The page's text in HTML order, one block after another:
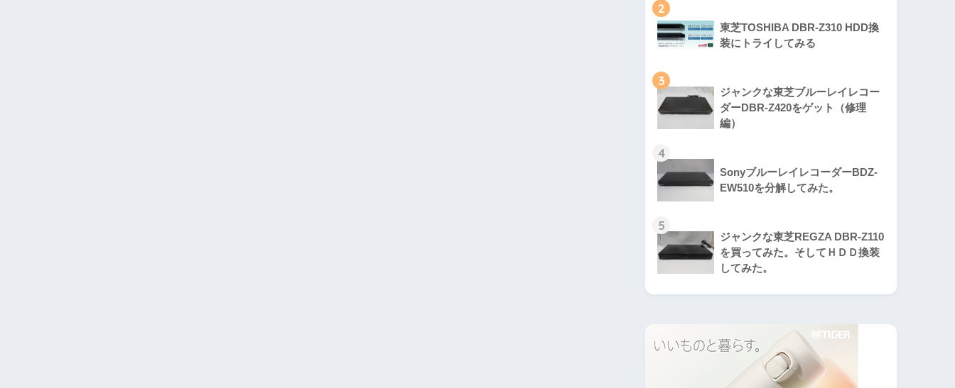
2
東芝TOSHIBA DBR-Z310 HDD換
装にトライしてみる
3
ジャンクな東芝ブルーレイレコー
ダーDBR-Z420をゲット（修理
編）
4
SonyブルーレイレコーダーBDZ-
EW510を分解してみた。
5
ジャンクな東芝REGZA DBR-Z110
を買ってみた。そしてＨＤＤ換装
してみた。